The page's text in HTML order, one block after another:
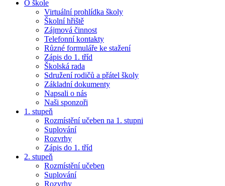
O škole
Virtuální prohlídka školy
Školní hřiště
Zájmová činnost
Telefonní kontakty
Různé formuláře ke stažení
Zápis do 1. tříd
Školská rada
Sdružení rodičů a přátel školy
Základní dokumenty
Napsali o nás
Naši sponzoři
1. stupeň
Rozmístění učeben na 1. stupni
Suplování
Rozvrhy
Zápis do 1. tříd
2. stupeň
Rozmístění učeben
Suplování
Rozvrhy